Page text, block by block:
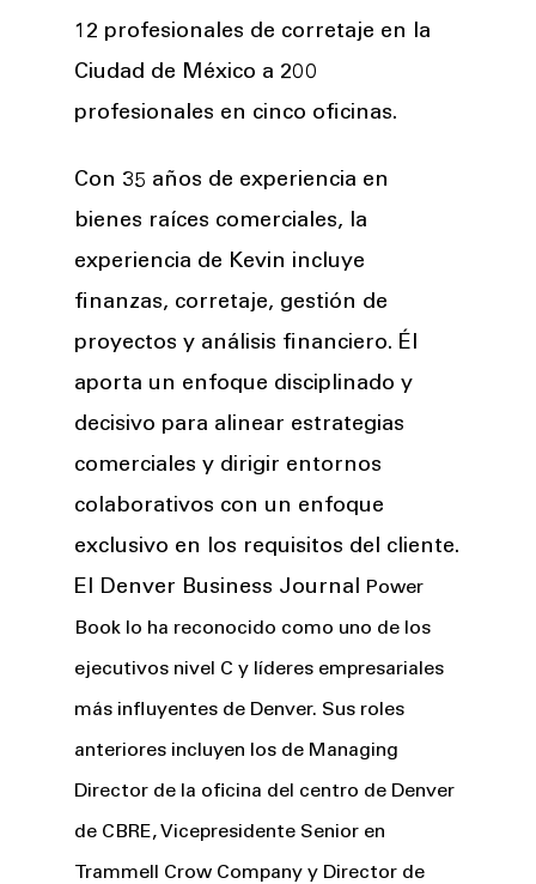
12 profesionales de corretaje en la
Ciudad de México a 200
profesionales en cinco oficinas.
Con 35 años de experiencia en
bienes raíces comerciales, la
experiencia de Kevin incluye
finanzas, corretaje, gestión de
proyectos y análisis financiero. Él
aporta un enfoque disciplinado y
decisivo para alinear estrategias
comerciales y dirigir entornos
colaborativos con un enfoque
exclusivo en los requisitos del cliente.
El Denver Business Journal Power
Book lo ha reconocido como uno de los
ejecutivos nivel C y líderes empresariales
más influyentes de Denver. Sus roles
anteriores incluyen los de Managing
Director de la oficina del centro de Denver
de CBRE, Vicepresidente Senior en
Trammell Crow Company y Director de